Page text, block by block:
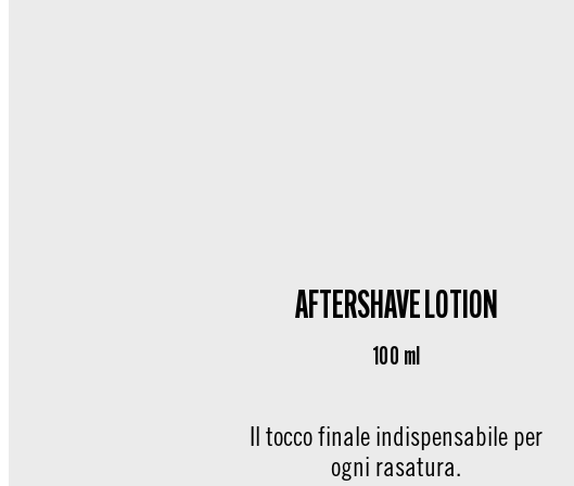
AFTERSHAVE LOTION
100 ml
Il tocco finale indispensabile per
ogni rasatura.